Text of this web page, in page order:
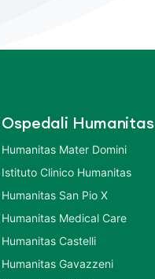
Ospedali Humanitas
Humanitas Mater Domini
Istituto Clinico Humanitas
Humanitas San Pio X
Humanitas Medical Care
Humanitas Castelli
Humanitas Gavazzeni